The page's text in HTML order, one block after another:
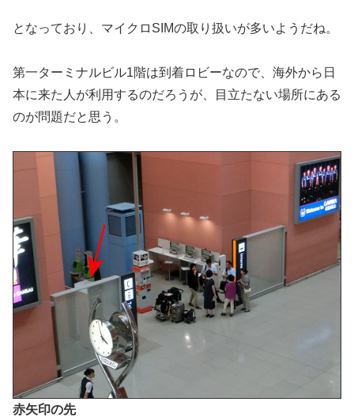
となっており、マイクロSIMの取り扱いが多いようだね。
第一ターミナルビル1階は到着ロビーなので、海外から日
本に来た人が利用するのだろうが、目立たない場所にある
のが問題だと思う。
赤矢印の先